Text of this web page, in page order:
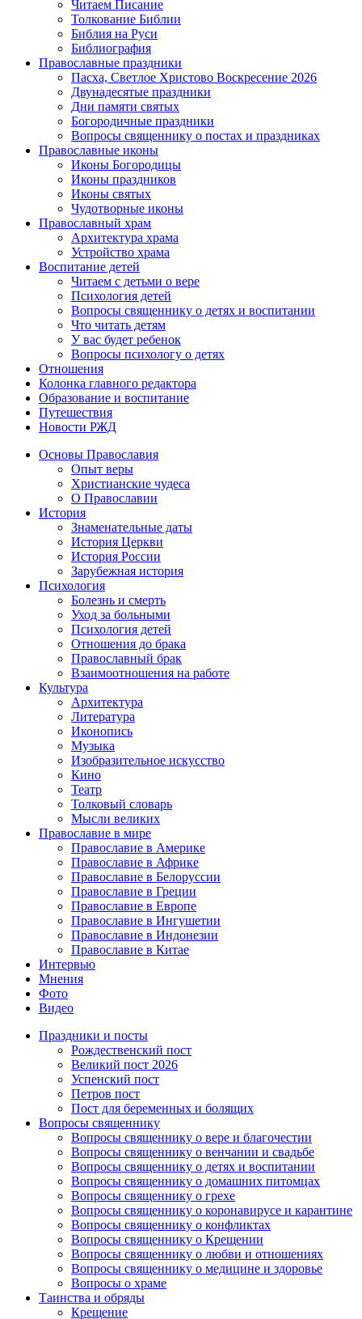
Читаем Писание
Толкование Библии
Библия на Руси
Библиография
Православные праздники
Пасха, Светлое Христово Воскресение 2026
Двунадесятые праздники
Дни памяти святых
Богородичные праздники
Вопросы священнику о постах и праздниках
Православные иконы
Иконы Богородицы
Иконы праздников
Иконы святых
Чудотворные иконы
Православный храм
Архитектура храма
Устройство храма
Воспитание детей
Читаем с детьми о вере
Психология детей
Вопросы священнику о детях и воспитании
Что читать детям
У вас будет ребенок
Вопросы психологу о детях
Отношения
Колонка главного редактора
Образование и воспитание
Путешествия
Новости РЖД
Основы Православия
Опыт веры
Христианские чудеса
О Православии
История
Знаменательные даты
История Церкви
История России
Зарубежная история
Психология
Болезнь и смерть
Уход за больными
Психология детей
Отношения до брака
Православный брак
Взаимоотношения на работе
Культура
Архитектура
Литература
Иконопись
Музыка
Изобразительное искусство
Кино
Театр
Толковый словарь
Мысли великих
Православие в мире
Православие в Америке
Православие в Африке
Православие в Белоруссии
Православие в Греции
Православие в Европе
Православие в Ингушетии
Православие в Индонезии
Православие в Китае
Интервью
Мнения
Фото
Видео
Праздники и посты
Рождественский пост
Великий пост 2026
Успенский пост
Петров пост
Пост для беременных и болящих
Вопросы священнику
Вопросы священнику о вере и благочестии
Вопросы священнику о венчании и свадьбе
Вопросы священнику о детях и воспитании
Вопросы священнику о домашних питомцах
Вопросы священнику о грехе
Вопросы священнику о коронавирусе и карантине
Вопросы священнику о конфликтах
Вопросы священнику о Крещении
Вопросы священнику о любви и отношениях
Вопросы священнику о медицине и здоровье
Вопросы о храме
Таинства и обряды
Крещение